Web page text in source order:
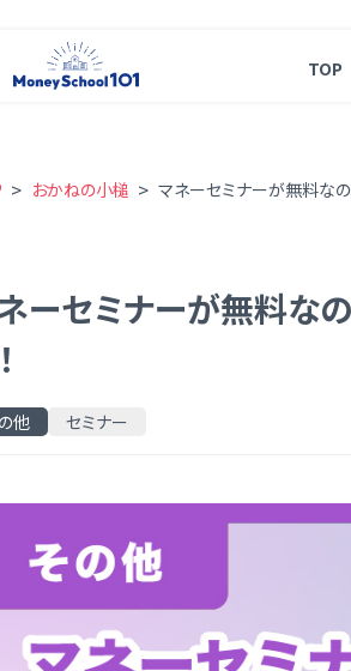
TOP
> おかねの小槌 > マネーセミナーが無料なの
ーセミナーが無料な
他 セミナー